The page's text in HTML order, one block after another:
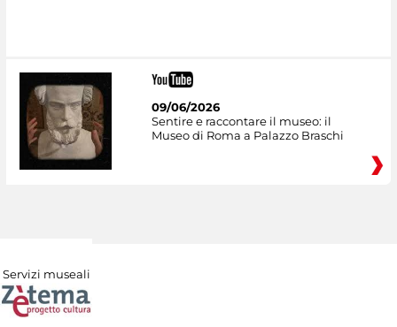
09/06/2026
Sentire e raccontare il museo: il
Museo di Roma a Palazzo Braschi
Servizi museali